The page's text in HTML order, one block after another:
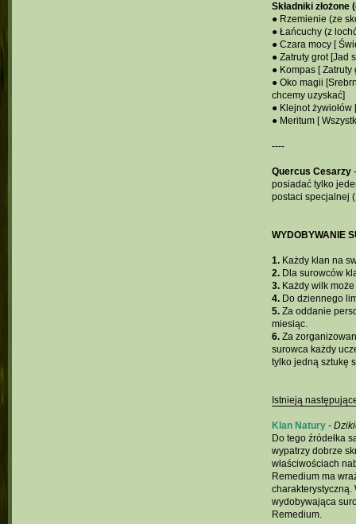
Składniki
● Rzemienie (ze
● Łańcuchy (z
● Czara mocy [
● Zatruty grot [Jad
● Kompas [
● Oko magii
chcemy uzyskać]
● Klejnot
● Meritum [
----
Quercus Cesarzy-
posiadać tylko
postaci specjalnej
WYDOBYWANIE
1.Każdy klan na
2.Dla surowców
3.Każdy wilk może
4.Do dziennego
5.Za oddanie
miesiąc.
6.Za
surowca każdy
tylko jedną sztukę
Istnieją
Klan Natury-
Do tego źródełka
wypatrzy dobrze
właściwościach
Remedium ma
charakterystyczną.
wydobywająca
Remedium.